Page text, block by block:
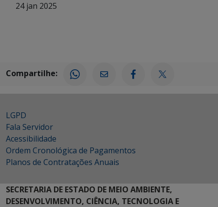
24 jan 2025
Compartilhe:
LGPD
Fala Servidor
Acessibilidade
Ordem Cronológica de Pagamentos
Planos de Contratações Anuais
SECRETARIA DE ESTADO DE MEIO AMBIENTE,
DESENVOLVIMENTO, CIÊNCIA, TECNOLOGIA E